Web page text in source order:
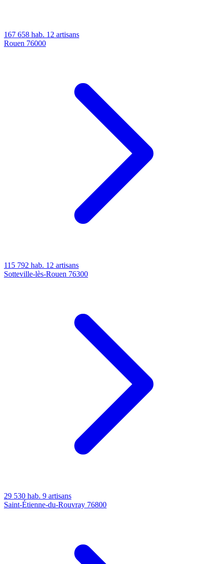
167 658 hab. 12 artisans
Rouen 76000
115 792 hab. 12 artisans
Sotteville-lès-Rouen 76300
29 530 hab. 9 artisans
Saint-Étienne-du-Rouvray 76800